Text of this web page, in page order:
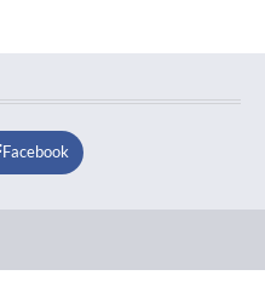
Facebook